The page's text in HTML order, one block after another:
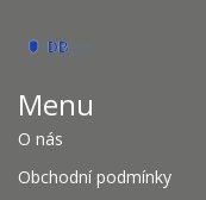
Menu
O nás
Obchodní podmínky